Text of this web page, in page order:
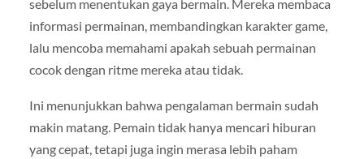
sebelum menentukan gaya bermain. Mereka membaca
informasi permainan, membandingkan karakter game,
lalu mencoba memahami apakah sebuah permainan
cocok dengan ritme mereka atau tidak.
Ini menunjukkan bahwa pengalaman bermain sudah
makin matang. Pemain tidak hanya mencari hiburan
yang cepat, tetapi juga ingin merasa lebih paham